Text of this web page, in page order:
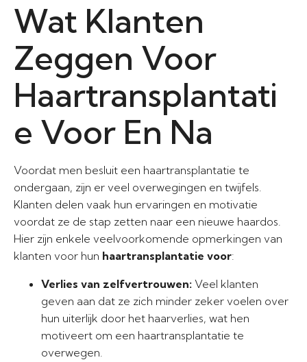
Wat Klanten
Zeggen Voor
Haartransplantati
e Voor En Na
Voordat men besluit een haartransplantatie te
ondergaan, zijn er veel overwegingen en twijfels.
Klanten delen vaak hun ervaringen en motivatie
voordat ze de stap zetten naar een nieuwe haardos.
Hier zijn enkele veelvoorkomende opmerkingen van
klanten voor hun haartransplantatie voor:
Verlies van zelfvertrouwen: Veel klanten
geven aan dat ze zich minder zeker voelen over
hun uiterlijk door het haarverlies, wat hen
motiveert om een haartransplantatie te
overwegen.